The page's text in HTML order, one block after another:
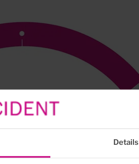
Details